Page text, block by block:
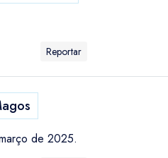
Reportar
de 2025.